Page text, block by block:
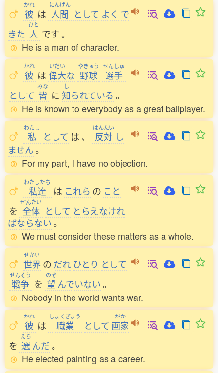
かれ
彼 は
にんげん
人間 として よく で
きた
ひと
人 です。
He is a man of character.
かれ
彼 は
いだい
偉大な
やきゅう
野球
せんしゅ
選手
として
みな
皆 に
し
知られている 。
He is known to everybody as a great ballplayer.
わたし
私 として は 、
はんたい
反対 し
ません。
For my part, I have no objection.
わたしたち
私達 は これら の こと
を
ぜんたい
全体 として とらえなけれ
ばならない。
We must consider these matters as a whole.
せかい
世界 の だれ ひとり として
せんそう
戦争 を
のぞ
望 んでいない。
Nobody in the world wants war.
かれ
彼 は
しょくぎょう
職業 として
がか
画家
を
えら
選んだ。
He elected painting as a career.